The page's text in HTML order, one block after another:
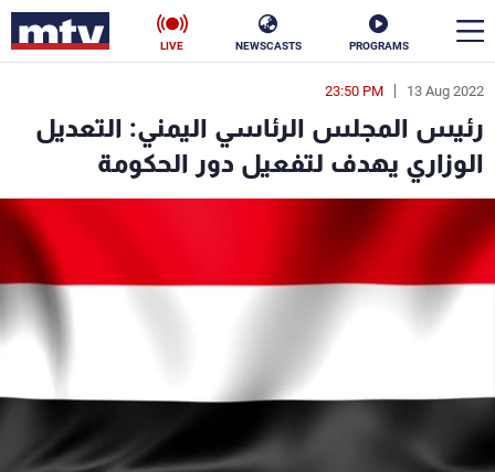
PROGRAMS
NEWSCASTS
LIVE
13 Aug 2022
23:50 PM
رئيس المجلس الرئاسي اليمني: التعديل
الوزاري يهدف لتفعيل دور الحكومة
en
الأخبار
سياسة ناس
إقتصاد
منوعات
البرامج